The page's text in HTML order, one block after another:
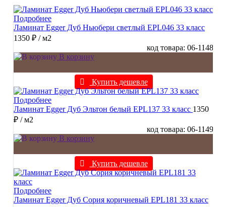
Подробнее
Ламинат Egger Дуб Ньюбери светлый EPL046 33 класс
1350 ₽ / м2
код товара: 06-1148
В корзину
Купить дешевле
Подробнее
Ламинат Egger Дуб Эльтон белый EPL137 33 класс 1350
₽ / м2
код товара: 06-1149
В корзину
Купить дешевле
Подробнее
Ламинат Egger Дуб Сория коричневый EPL181 33 класс